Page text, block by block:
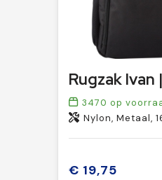
3470 op
Nylon, Metaal,
€ 19,75